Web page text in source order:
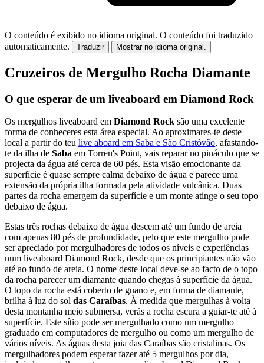
O conteúdo é exibido no idioma original. O conteúdo foi traduzido
automaticamente.
Traduzir Mostrar no idioma original.
Cruzeiros de Mergulho Rocha Diamante
O que esperar de um liveaboard em Diamond Rock
Os mergulhos liveaboard em Diamond Rock são uma excelente
forma de conheceres esta área especial. Ao aproximares-te deste
local a partir do teu live aboard em Saba e São Cristóvão, afastando-
te da ilha de Saba em Torren's Point, vais reparar no pináculo que se
projecta da água até cerca de 60 pés. Esta visão emocionante da
superfície é quase sempre calma debaixo de água e parece uma
extensão da própria ilha formada pela atividade vulcânica. Duas
partes da rocha emergem da superfície e um monte atinge o seu topo
debaixo de água.
Estas três rochas debaixo de água descem até um fundo de areia
com apenas 80 pés de profundidade, pelo que este mergulho pode
ser apreciado por mergulhadores de todos os níveis e experiências
num liveaboard Diamond Rock, desde que os principiantes não vão
até ao fundo de areia. O nome deste local deve-se ao facto de o topo
da rocha parecer um diamante quando chegas à superfície da água.
O topo da rocha está coberto de guano e, em forma de diamante,
brilha à luz do sol das Caraíbas. À medida que mergulhas à volta
desta montanha meio submersa, verás a rocha escura a guiar-te até à
superfície. Este sítio pode ser mergulhado como um mergulho
graduado em computadores de mergulho ou como um mergulho de
vários níveis. As águas desta joia das Caraíbas são cristalinas. Os
mergulhadores podem esperar fazer até 5 mergulhos por dia,